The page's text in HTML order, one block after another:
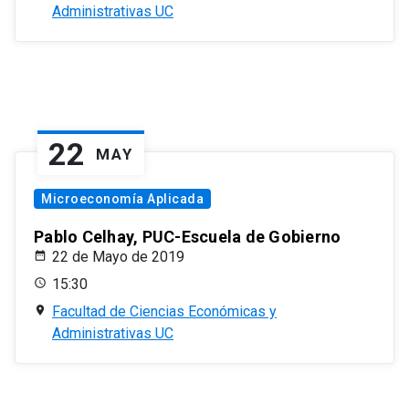
Administrativas UC
22 MAY
Microeconomía Aplicada
Pablo Celhay, PUC-Escuela de Gobierno
22 de Mayo de 2019
15:30
Facultad de Ciencias Económicas y
Administrativas UC